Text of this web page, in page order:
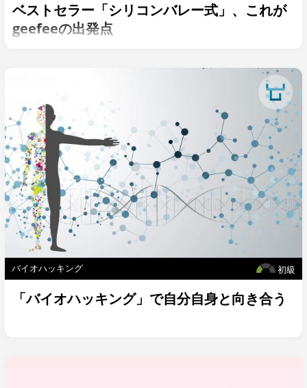
ベストセラー「シリコンバレー式」、これが
geefeeの出発点
初級
バイオハッキング
「バイオハッキング」で自分自身と向き合う